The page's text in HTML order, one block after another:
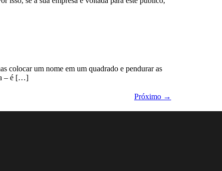
colocar um nome em um quadrado e pendurar as
– é […]
Próximo →